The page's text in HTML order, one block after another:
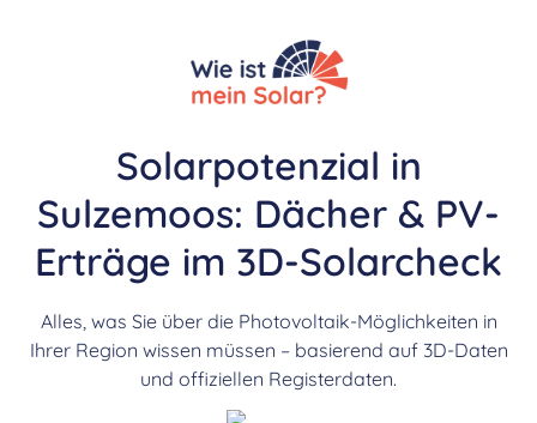
Solarpotenzial in
Sulzemoos: Dächer & PV-
Erträge im 3D-Solarcheck
Alles, was Sie über die Photovoltaik-Möglichkeiten in
Ihrer Region wissen müssen – basierend auf 3D-Daten
und offiziellen Registerdaten.